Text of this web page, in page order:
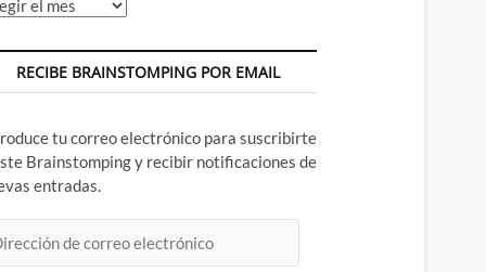
RECIBE BRAINSTOMPING POR EMAIL
tu correo electrónico para suscribirte
Brainstomping y recibir notificaciones de
entradas.